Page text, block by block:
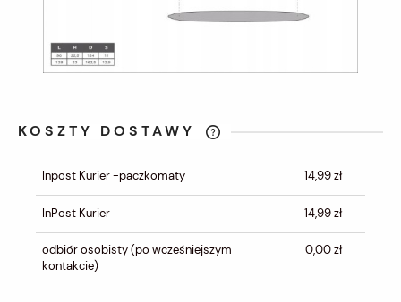
KOSZTY DOSTAWY
KOSZTÓW PŁATNOŚCI
Inpost Kurier -paczkomaty 14,99 zł
InPost Kurier 14,99 zł
odbiór osobisty(po wcześniejszym
kontakcie)
0,00 zł